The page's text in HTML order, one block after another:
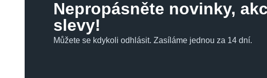
Nepropásněte novinky,
slevy!
Můžete se kdykoli odhlásit. Zasíláme jednou za 14 dní.